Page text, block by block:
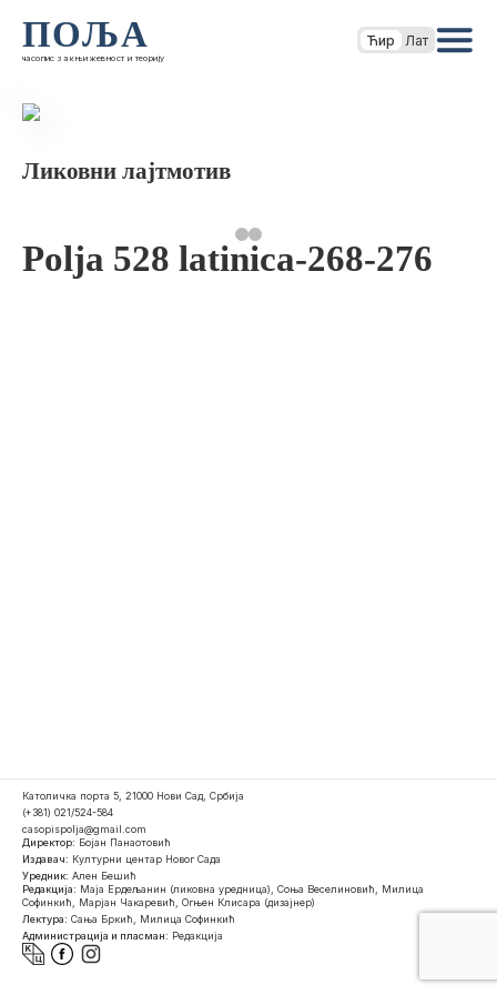
ПОЉА
часопис за књижевност и теорију
Ћир Лат
Ликовни лајтмотив
Polja 528 latinica-268-276
Католичка порта 5, 21000 Нови Сад, Србија
(+381) 021/524-584
casopispolja@gmail.com
Директор: Бојан Панаотовић
Издавач: Културни центар Новог Сада
Уредник: Ален Бешић
Редакција: Маја Ердељанин (ликовна уредница), Соња Веселиновић, Милица
Софинкић, Марјан Чакаревић, Огњен Клисара (дизајнер)
Лектура: Сања Бркић, Милица Софинкић
Администрација и пласман: Редакција